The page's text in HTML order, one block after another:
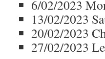
6/02/2023
13/02/2023
20/02/2023
27/02/2023